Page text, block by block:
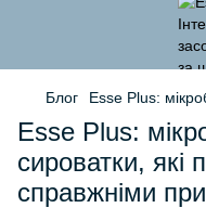
Блог Esse Plus:
Esse Plus:
сироватки, які
справжніми